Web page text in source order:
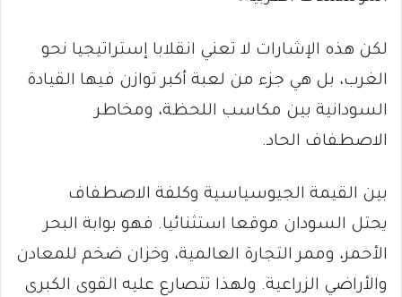
لكن هذه الإشارات لا تعني انقلابا إستراتيجيا نحو
الغرب، بل هي جزء من لعبة أكبر توازن فيها القيادة
السودانية بين مكاسب اللحظة، ومخاطر
الاصطفاف الحاد.
بين القيمة الجيوسياسية وكلفة الاصطفاف
يحتل السودان موقعا استثنائيا. فهو بوابة البحر
الأحمر، وممر التجارة العالمية، وخزان ضخم للمعادن
والأراضي الزراعية. ولهذا تتصارع عليه القوى الكبرى